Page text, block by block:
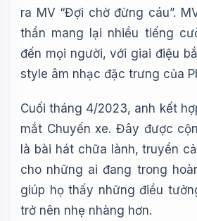
ra MV “Đợi chờ đừng cáu”.
thần mang lại nhiều tiếng
đến mọi người, với giai điệu
style âm nhạc đặc trưng của
Cuối tháng 4/2023, anh kết
mắt Chuyến xe. Đây được
là bài hát chữa lành, truyền
cho những ai đang trong
giúp họ thấy những điều
trở nên nhẹ nhàng hơn.